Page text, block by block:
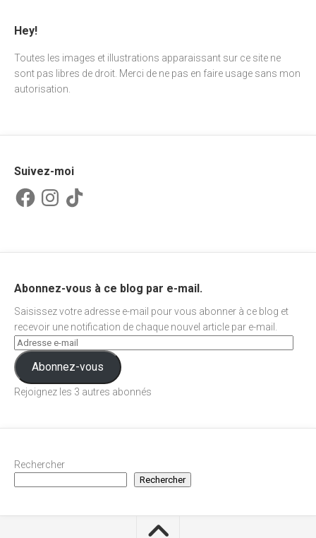
Hey!
Toutes les images et illustrations apparaissant sur ce site ne
sont pas libres de droit. Merci de ne pas en faire usage sans mon
autorisation.
Suivez-moi
FacebookInstagram
TikTok
Abonnez-vous à ce blog par e-mail.
Saisissez votre adresse e-mail pour vous abonner à ce blog et
recevoir une notification de chaque nouvel article par e-mail.
Abonnez-vous
Rejoignez les 3 autres abonnés
Rechercher
Rechercher